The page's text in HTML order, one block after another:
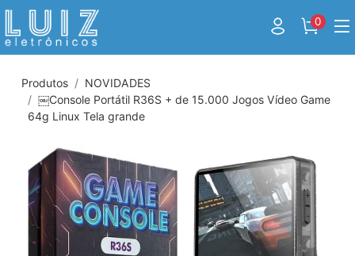
0
Produtos
NOVIDADES
￼Console Portátil R36S + de 15.000 Jogos Vídeo Game
64g Linux Tela grande